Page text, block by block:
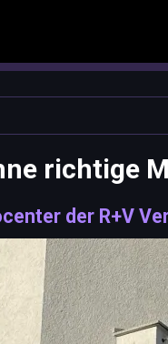
richtige
der R+V